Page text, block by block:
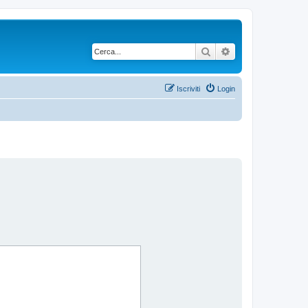
Cerca
Login
Iscriviti